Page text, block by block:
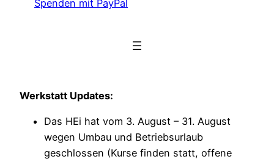
Spenden mit PayPal
Werkstatt Updates:
Das HEi hat vom 3. August – 31. August
wegen Umbau und Betriebsurlaub
geschlossen (Kurse finden statt, offene